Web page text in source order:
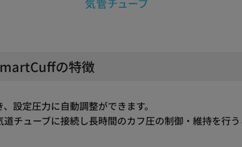
の特徴
設定圧力に自動調整ができます。
チューブに接続し長時間のカフ圧の制御・維持を行う